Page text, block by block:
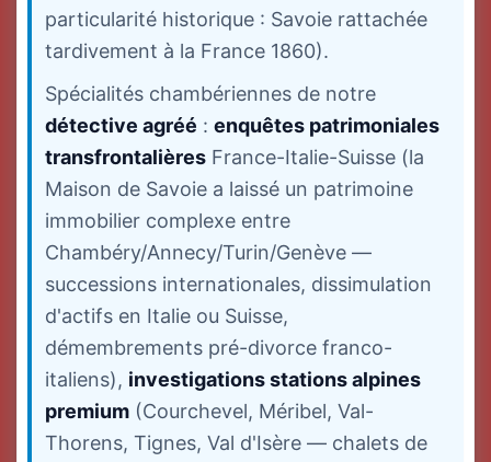
particularité historique : Savoie rattachée
tardivement à la France 1860).
Spécialités chambériennes de notre
détective agréé : enquêtes patrimoniales
transfrontalières France-Italie-Suisse (la
Maison de Savoie a laissé un patrimoine
immobilier complexe entre
Chambéry/Annecy/Turin/Genève —
successions internationales, dissimulation
d'actifs en Italie ou Suisse,
démembrements pré-divorce franco-
italiens), investigations stations alpines
premium (Courchevel, Méribel, Val-
Thorens, Tignes, Val d'Isère — chalets de